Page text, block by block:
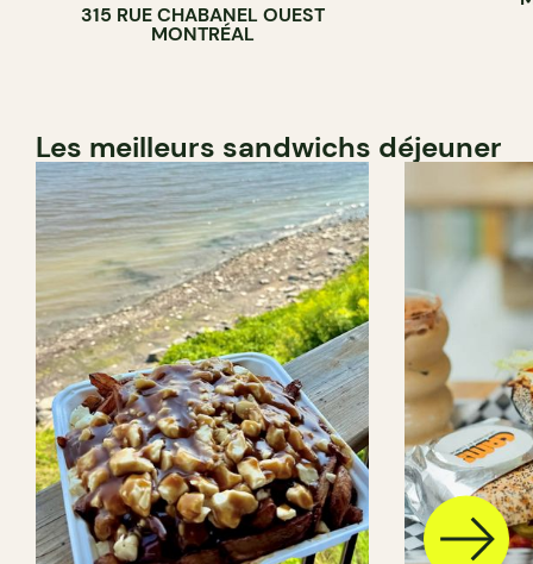
BOULANGERIE
315 RUE CHABANEL OUEST
MONTRÉAL
Les meilleurs sandwichs déjeuner